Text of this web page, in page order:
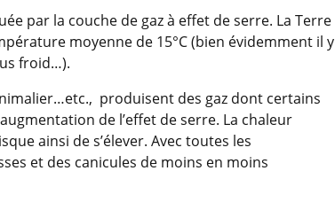
par la couche de gaz à effet de serre. La Terre
moyenne de 15°C (bien évidemment il y
froid…).
produisent des gaz dont certains
de l’effet de serre. La chaleur
ainsi de s’élever. Avec toutes les
et des canicules de moins en moins